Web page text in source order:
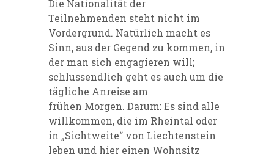
Die Nationalität der
Teilnehmenden steht nicht im
Vordergrund. Natürlich macht es
Sinn, aus der Gegend zu kommen, in
der man sich engagieren will;
schlussendlich geht es auch um die
tägliche Anreise am
frühen Morgen. Darum: Es sind alle
willkommen, die im Rheintal oder
in „Sichtweite“ von Liechtenstein
leben und hier einen Wohnsitz